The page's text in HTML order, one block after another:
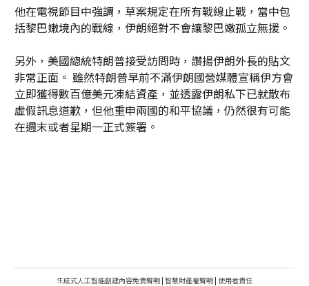
他在電視節目中強調，草案規定在所有戰線止戰，當中包
括黎巴嫩境內的戰線，伊朗絕對不會讓黎巴嫩孤立無援。
另外，美國總統特朗普接受訪問時，讚揚伊朗外長的貼文
非常正面。 雖然特朗普早前不滿伊朗國營媒體宣稱伊方會
立即獲得數百億美元凍結資產，並透露伊朗私下已就散布
虛假訊息道歉，但他重申兩國的和平協議，仍然很有可能
在週末或者星期一正式簽署。
生成式人工智能創建內容免責聲明 | 智慧財產權聲明 | 使用者責任